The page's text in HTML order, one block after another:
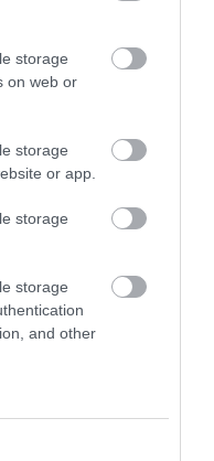
storage
on web or
storage
or app.
storage
storage
and other
Ιούλιο στο
κρέατα